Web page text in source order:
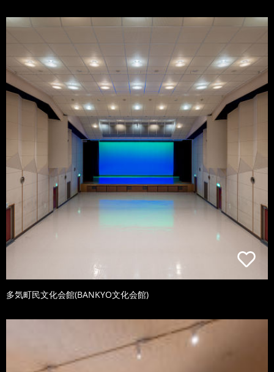
多気町民文化会館(BANKYO文化会館)